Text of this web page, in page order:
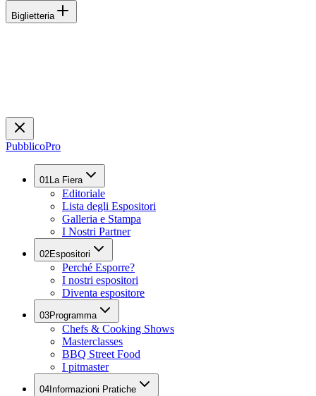
Biglietteria
PubblicoPro
01La Fiera
Editoriale
Lista degli Espositori
Galleria e Stampa
I Nostri Partner
02Espositori
Perché Esporre?
I nostri espositori
Diventa espositore
03Programma
Chefs & Cooking Shows
Masterclasses
BBQ Street Food
I pitmaster
04 Informazioni Pratiche